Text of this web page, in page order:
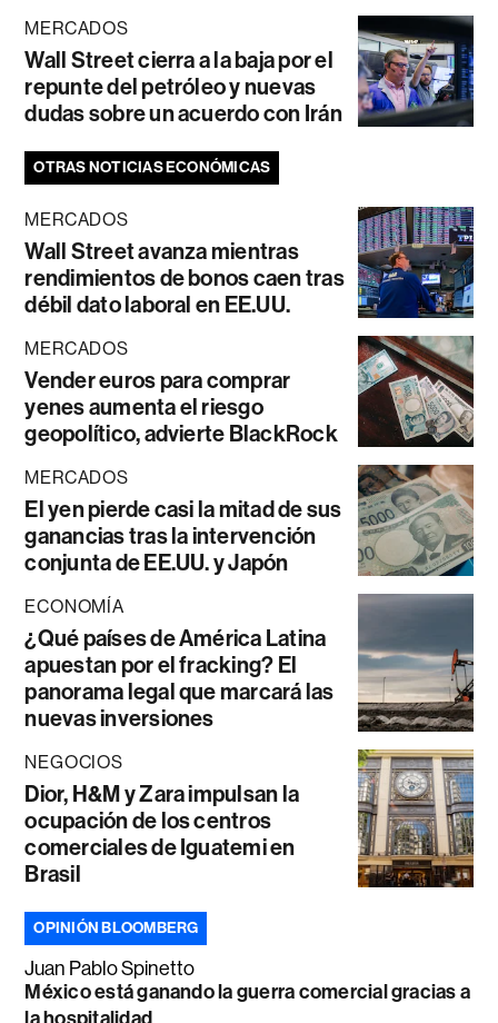
MERCADOS
Wall Street cierra a la baja por el
repunte del petróleo y nuevas
dudas sobre un acuerdo con Irán
OTRAS NOTICIAS ECONÓMICAS
MERCADOS
Wall Street avanza mientras
rendimientos de bonos caen tras
débil dato laboral en EE.UU.
MERCADOS
Vender euros para comprar
yenes aumenta el riesgo
geopolítico, advierte BlackRock
MERCADOS
El yen pierde casi la mitad de sus
ganancias tras la intervención
conjunta de EE.UU. y Japón
ECONOMÍA
¿Qué países de América Latina
apuestan por el fracking? El
panorama legal que marcará las
nuevas inversiones
NEGOCIOS
Dior, H&M y Zara impulsan la
ocupación de los centros
comerciales de Iguatemi en
Brasil
OPINIÓN BLOOMBERG
Juan Pablo Spinetto
México está ganando la guerra comercial gracias a